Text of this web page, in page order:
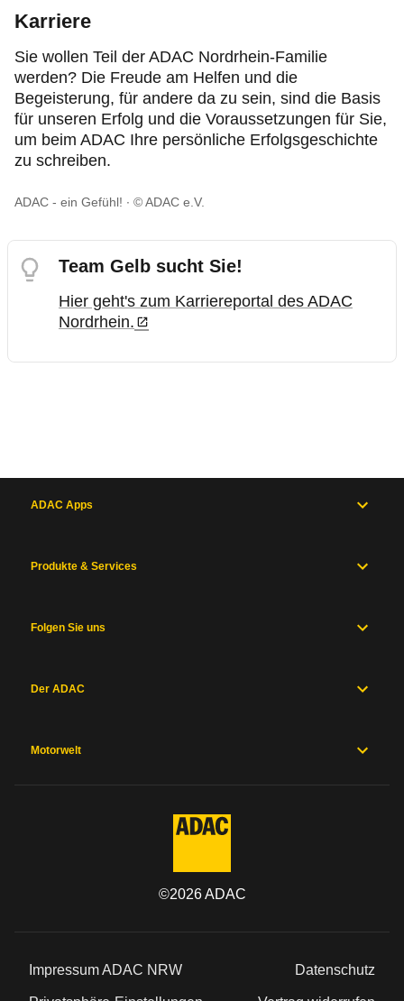
Karriere
Sie wollen Teil der ADAC Nordrhein-Familie
werden? Die Freude am Helfen und die
Begeisterung, für andere da zu sein, sind die Basis
für unseren Erfolg und die Voraussetzungen für Sie,
um beim ADAC Ihre persönliche Erfolgsgeschichte
zu schreiben.
ADAC - ein Gefühl! © ADAC e.V.
Team Gelb sucht Sie!
Hier geht's zum Karriereportal des ADAC
Nordrhein.
ADAC Apps
Produkte & Services
Folgen Sie uns
Der ADAC
Motorwelt
©2026ADAC
Impressum ADAC NRW Datenschutz